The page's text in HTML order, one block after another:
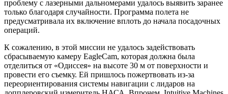
проблему с лазерными дальномерами удалось выявить заранее
только благодаря случайности. Программа полета не
предусматривала их включение вплоть до начала посадочных
операций.
К сожалению, в этой миссии не удалось задействовать
сбрасываемую камеру EagleCam, которая должна была
отделиться от «Одиссея» на высоте 30 м от поверхности и
провести его съемку. Ей пришлось пожертвовать из-за
переориентирования системы навигации с лидаров на